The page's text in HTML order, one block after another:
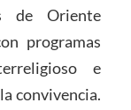
de Oriente
programas
e
convivencia.